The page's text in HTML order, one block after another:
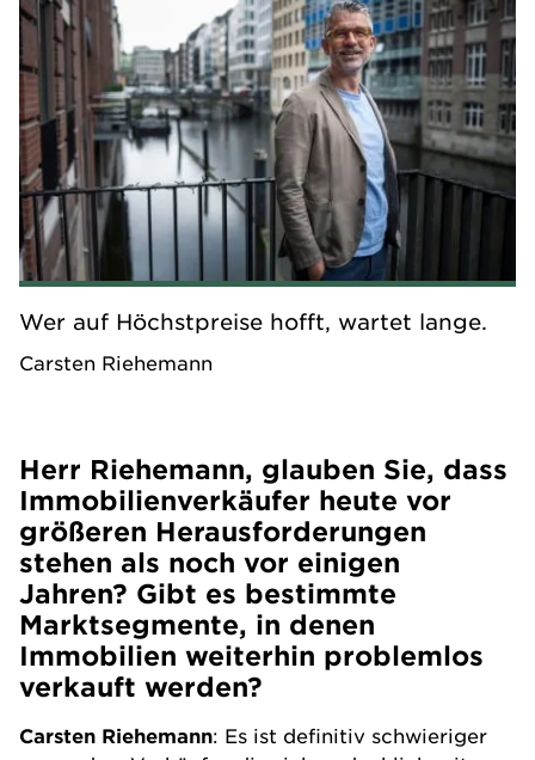
Wer auf Höchstpreise hofft, wartet lange.
Carsten Riehemann
Herr Riehemann, glauben Sie, dass
Immobilienverkäufer heute vor
größeren Herausforderungen
stehen als noch vor einigen
Jahren? Gibt es bestimmte
Marktsegmente, in denen
Immobilien weiterhin problemlos
verkauft werden?
Carsten Riehemann: Es ist definitiv schwieriger